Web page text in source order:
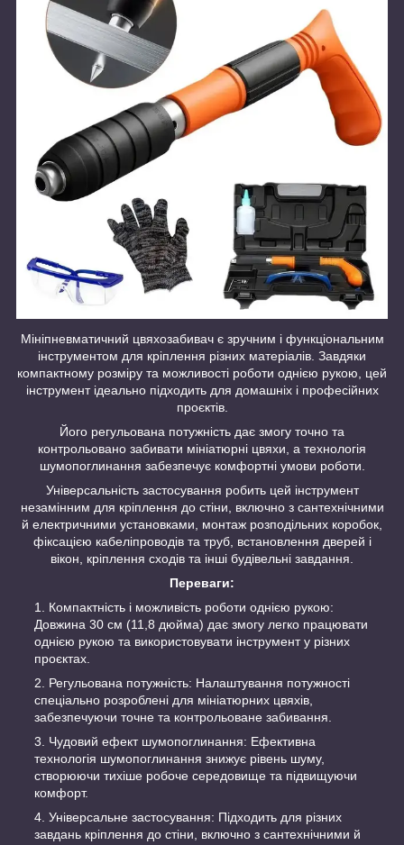
Мініпневматичний цвяхозабивач є зручним і функціональним
інструментом для кріплення різних матеріалів. Завдяки
компактному розміру та можливості роботи однією рукою, цей
інструмент ідеально підходить для домашніх і професійних
проєктів.
Його регульована потужність дає змогу точно та
контрольовано забивати мініатюрні цвяхи, а технологія
шумопоглинання забезпечує комфортні умови роботи.
Універсальність застосування робить цей інструмент
незамінним для кріплення до стіни, включно з сантехнічними
й електричними установками, монтаж розподільних коробок,
фіксацією кабеліпроводів та труб, встановлення дверей і
вікон, кріплення сходів та інші будівельні завдання.
Переваги:
Компактність і можливість роботи однією рукою:
Довжина 30 см (11,8 дюйма) дає змогу легко працювати
однією рукою та використовувати інструмент у різних
проєктах.
Регульована потужність: Налаштування потужності
спеціально розроблені для мініатюрних цвяхів,
забезпечуючи точне та контрольоване забивання.
Чудовий ефект шумопоглинання: Ефективна
технологія шумопоглинання знижує рівень шуму,
створюючи тихіше робоче середовище та підвищуючи
комфорт.
Універсальне застосування: Підходить для різних
завдань кріплення до стіни, включно з сантехнічними й